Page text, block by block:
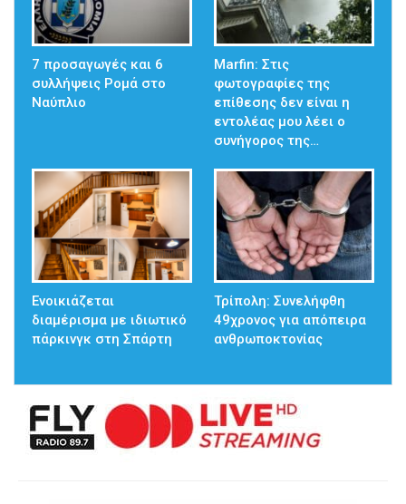
7 προσαγωγές και 6
συλλήψεις Ρομά στο
Ναύπλιο
Marfin: Στις
φωτογραφίες της
επίθεσης δεν είναι η
εντολέας μου λέει ο
συνήγορος της…
Ενοικιάζεται
διαμέρισμα με ιδιωτικό
πάρκινγκ στη Σπάρτη
Τρίπολη: Συνελήφθη
49χρονος για απόπειρα
ανθρωποκτονίας